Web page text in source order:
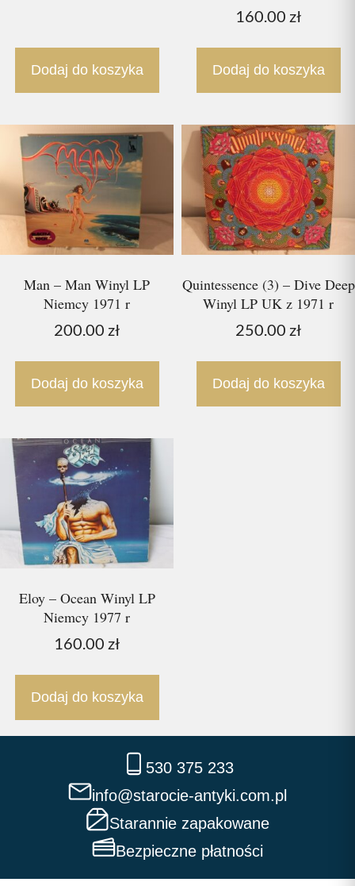
Dodaj do koszyka
160.00 zł
Dodaj do koszyka
Man – Man Winyl LP
Niemcy 1971 r
200.00 zł
Dodaj do koszyka
Quintessence (3) – Dive Deep
Winyl LP UK z 1971 r
250.00 zł
Dodaj do koszyka
Eloy – Ocean Winyl LP
Niemcy 1977 r
160.00 zł
Dodaj do koszyka
530 375 233
info@starocie-antyki.com.pl
Starannie zapakowane
Bezpieczne płatności